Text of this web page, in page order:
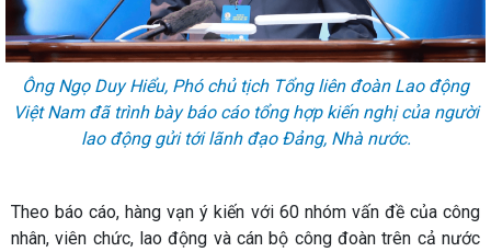
Ông Ngọ Duy Hiểu, Phó chủ tịch Tổng liên đoàn Lao động
Việt Nam đã trình bày báo cáo tổng hợp kiến nghị của người
lao động gửi tới lãnh đạo Đảng, Nhà nước.
Theo báo cáo, hàng vạn ý kiến với 60 nhóm vấn đề của công
nhân, viên chức, lao động và cán bộ công đoàn trên cả nước